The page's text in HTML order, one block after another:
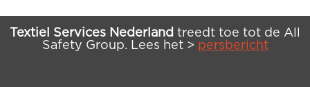
Textiel Services Nederland treedt toe tot de All
Safety Group. Lees het > persbericht